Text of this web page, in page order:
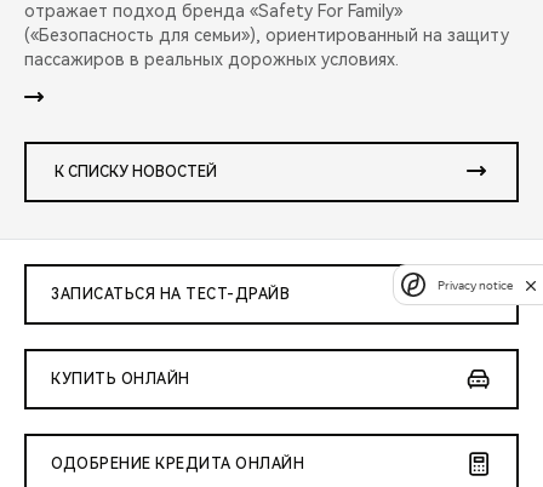
отражает подход бренда «Safety For Family»
(«Безопасность для семьи»), ориентированный на защиту
пассажиров в реальных дорожных условиях.
К СПИСКУ НОВОСТЕЙ
ЗАПИСАТЬСЯ НА ТЕСТ-ДРАЙВ
КУПИТЬ ОНЛАЙН
ОДОБРЕНИЕ КРЕДИТА ОНЛАЙН
Privacy notice